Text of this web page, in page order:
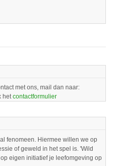
met ons, mail dan naar:
hetcontactformulier
fenomeen. Hiermee willen we op
of geweld in het spel is. 'Wild
eigen initiatief je leefomgeving op